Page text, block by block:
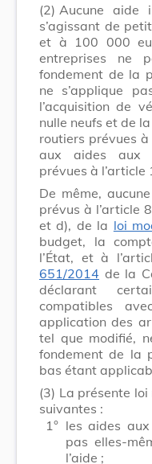
(2) Aucune aide
s’agissant de
et à 100 000
entreprises ne
fondement de la
ne s’applique
l’acquisition de
nulle neufs et de
routiers prévues
aux aides aux
prévues à l’article
De même,
prévus à l’article
et d), de la loi
budget, la
l’État, et à
651/2014 de la
déclarant
compatibles
application des
tel que modifié,
fondement de la
bas étant
(3) La présente loi
suivantes :
1° les aides
pas elles-
l’aide ;